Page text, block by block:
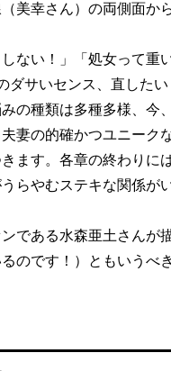
美幸さん）の両側面か
ない！」「処女って重
サいセンス、直した
種類は多種多様、今
妻の的確かつユニーク
ます。各章の終わりに
らやむステキな関係が
である水森亜土さんが
のです！）ともいうべ